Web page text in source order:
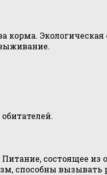
Экологическая
состоящее из
способны